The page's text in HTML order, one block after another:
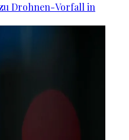
Drohnen-Vorfall in